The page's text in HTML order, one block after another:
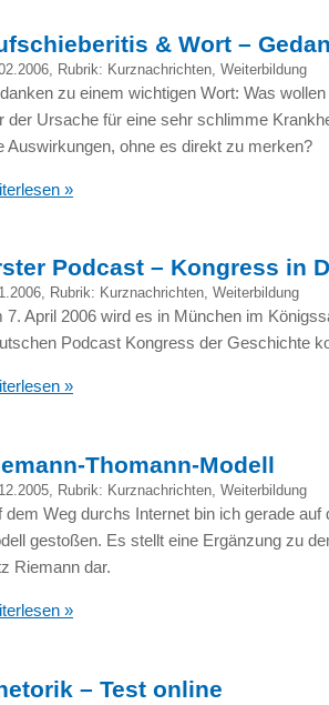
& Wort –
, Rubrik: Kurznachrichten Weiterbildung
zu einem wichtigen Wort: Was
der Ursache für eine sehr schlimme
Auswirkungen, ohne es direkt zu merken?
»
Podcast – Kongress in
, Rubrik: Kurznachrichten, Weiterbildung
7. April 2006 wird es in München im
Podcast Kongress der Geschichte
»
Thomann-Modell
, Rubrik: Kurznachrichten, Weiterbildung
dem Weg durchs Internet bin ich gerade
gestoßen. Es stellt eine Ergänzung zu
Riemann dar.
»
– Test online